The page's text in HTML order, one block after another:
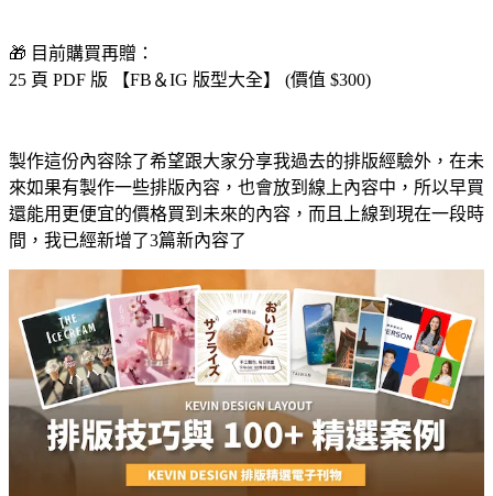
🎁 目前購買再贈：
25 頁 PDF 版 【FB＆IG 版型大全】 (價值 $300)
製作這份內容除了希望跟大家分享我過去的排版經驗外，在未
來如果有製作一些排版內容，也會放到線上內容中，所以早買
還能用更便宜的價格買到未來的內容，而且上線到現在一段時
間，我已經新增了3篇新內容了